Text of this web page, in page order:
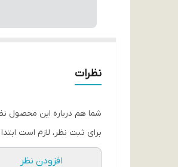
نظرات
شما هم درباره این محصول
برای ثبت نظر، لازم است
افزودن نظر